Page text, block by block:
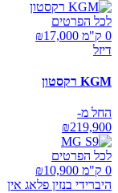
לכל הפרטים
0 ק"מ ₪
17,000
דיזל
KGM רקסטון
החל מ-
₪219,900
לכל הפרטים
0 ק"מ ₪
10,900
היברידי בנזין פלאג אין